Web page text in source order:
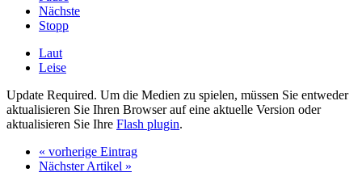
Nächste
Stopp
Laut
Leise
Update Required. Um die Medien zu spielen, müssen Sie entweder
aktualisieren Sie Ihren Browser auf eine aktuelle Version oder
aktualisieren Sie Ihre Flash plugin.
« vorherige Eintrag
Nächster Artikel »